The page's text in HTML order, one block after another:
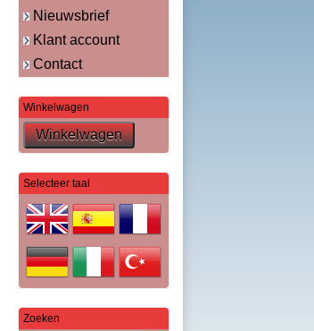
Nieuwsbrief
Klant account
Contact
Winkelwagen
Selecteer taal
Zoeken